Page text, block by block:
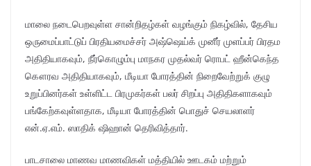
மாலை நடைபெறவுள்ள சான்றிதழ்கள் வழங்கும் நிகழ்வில், தேசிய
ஒருமைப்பாட்டுப் பிரதியமைச்சர் அஷ்ஷெய்க் முனீர் முளப்பர் பிரதம
அதிதியாகவும், நீர்கொழும்பு மாநகர முதல்வர் ரொபட் ஹீன்கெந்த
கௌரவ அதிதியாகவும், மீடியா போரத்தின் நிறைவேற்றுக் குழு
உறுப்பினர்கள் உள்ளிட்ட பிரமுகர்கள் பலர் சிறப்பு அதிதிகளாகவும்
பங்கேற்கவுள்ளதாக, மீடியா போரத்தின் பொதுச் செயலாளர்
என்.ஏ.எம். ஸாதிக் ஷிஹான் தெரிவித்தார்.
பாடசாலை மாணவ மாணவிகள் மத்தியில் ஊடகம் மற்றும்